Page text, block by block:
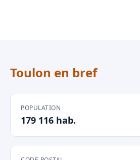
Toulon en bref
POPULATION
179 116 hab.